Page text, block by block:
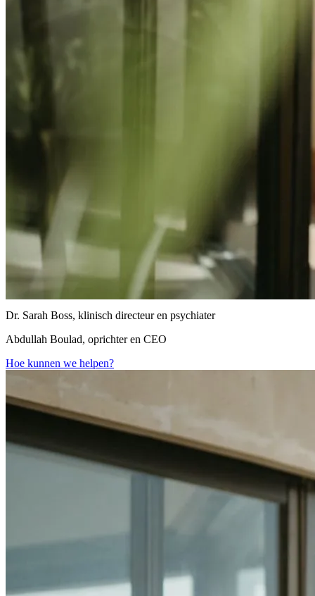
Dr. Sarah Boss, klinisch directeur en psychiater
Abdullah Boulad, oprichter en CEO
Hoe kunnen we helpen?